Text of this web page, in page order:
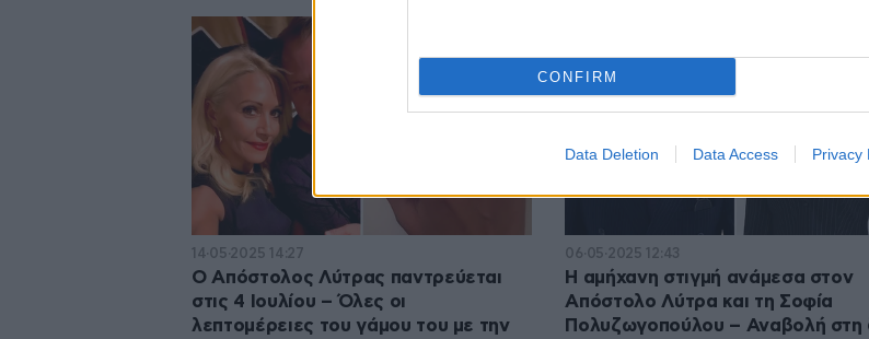
CONFIRM
Data Deletion Data Access Privacy
14·05·2025 14:27
O Απόστολος Λύτρας παντρεύεται
στις 4 Ιουλίου – Όλες οι
λεπτομέρειες του γάμου του με την
06·05·2025 12:43
Η αμήχανη στιγμή ανάμεσα στον
Απόστολο Λύτρα και τη Σοφία
Πολυζωγοπούλου – Αναβολή στη